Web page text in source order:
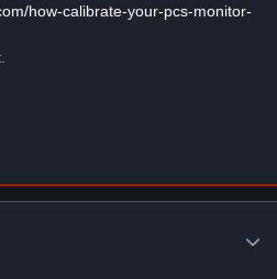
how-calibrate-your-pcs-monitor-